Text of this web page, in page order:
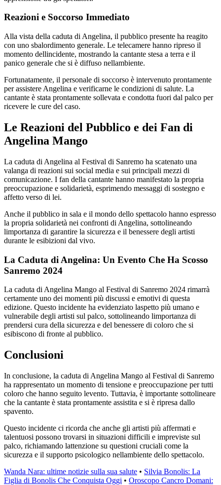
Reazioni e Soccorso Immediato
Alla vista della caduta di Angelina, il pubblico presente ha reagito
con uno sbalordimento generale. Le telecamere hanno ripreso il
momento dellincidente, mostrando la cantante stesa a terra e il
panico generale che si è diffuso nellambiente.
Fortunatamente, il personale di soccorso è intervenuto prontamente
per assistere Angelina e verificarne le condizioni di salute. La
cantante è stata prontamente sollevata e condotta fuori dal palco per
ricevere le cure del caso.
Le Reazioni del Pubblico e dei Fan di
Angelina Mango
La caduta di Angelina al Festival di Sanremo ha scatenato una
valanga di reazioni sui social media e sui principali mezzi di
comunicazione. I fan della cantante hanno manifestato la propria
preoccupazione e solidarietà, esprimendo messaggi di sostegno e
affetto verso di lei.
Anche il pubblico in sala e il mondo dello spettacolo hanno espresso
la propria solidarietà nei confronti di Angelina, sottolineando
limportanza di garantire la sicurezza e il benessere degli artisti
durante le esibizioni dal vivo.
La Caduta di Angelina: Un Evento Che Ha Scosso
Sanremo 2024
La caduta di Angelina Mango al Festival di Sanremo 2024 rimarrà
certamente uno dei momenti più discussi e emotivi di questa
edizione. Questo incidente ha evidenziato laspetto più umano e
vulnerabile degli artisti sul palco, sottolineando limportanza di
prendersi cura della sicurezza e del benessere di coloro che si
esibiscono di fronte al pubblico.
Conclusioni
In conclusione, la caduta di Angelina Mango al Festival di Sanremo
ha rappresentato un momento di tensione e preoccupazione per tutti
coloro che hanno seguito levento. Tuttavia, è importante sottolineare
che la cantante è stata prontamente assistita e si è ripresa dallo
spavento.
Questo incidente ci ricorda che anche gli artisti più affermati e
talentuosi possono trovarsi in situazioni difficili e impreviste sul
palco, richiamando lattenzione su questioni cruciali come la
sicurezza e il supporto psicologico nellambiente dello spettacolo.
Wanda Nara: ultime notizie sulla sua salute • Silvia Bonolis: La
Figlia di Bonolis Che Conquista Oggi • Oroscopo Cancro Domani: